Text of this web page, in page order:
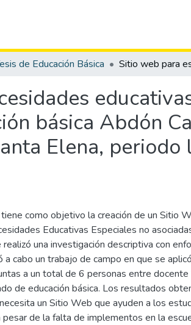
de Educación Básica
básica Abdón
Elena,
como objetivo la creación de un Sitio
Educativas Especiales no
una investigación descriptiva con
cabo un trabajo de campo en que se
a un total de 6 personas entre
de educación básica. Los resultados
un Sitio Web que ayuden a los
pesar de la falta de implementos en la